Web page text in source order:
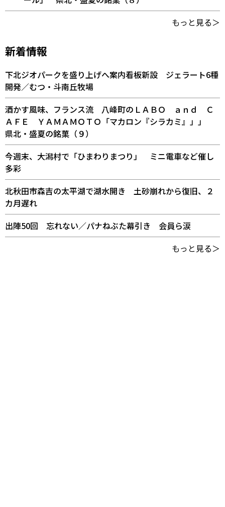
もっと見る＞
新着情報
下北ジオパークを盛り上げへ案内看板新設 ジェラート6種
開発／むつ・斗南丘牧場
酒かす風味、フランス流 八峰町のＬＡＢＯ ａｎｄ Ｃ
ＡＦＥ ＹＡＭＡＭＯＴＯ「マカロン『シラカミ』」」
県北・盛夏の銘菓（９）
今週末、大潟村で「ひまわりまつり」 ミニ電車など催し
多彩
北秋田市森吉の太平湖で湖水開き 土砂崩れから復旧、２
カ月遅れ
出陣50回 忘れない／パナねぶた幕引き 会員ら涙
もっと見る＞